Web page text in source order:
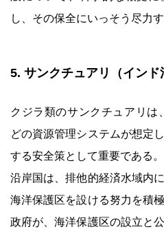
し、その保全にいっそう尽力
5. サンクチュアリ（イン
クジラ類のサンクチュアリは
どの資源管理システムが想定
する安全策として重要である。
沿岸国は、排他的経済水域内
海洋保護区を設ける努力を積
政府が、海洋保護区の設立と